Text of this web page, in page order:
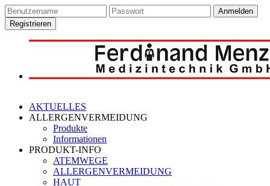
Anmelden
Registrieren
AKTUELLES
ALLERGENVERMEIDUNG
Produkte
Informationen
PRODUKT-INFO
ATEMWEGE
ALLERGENVERMEIDUNG
HAUT